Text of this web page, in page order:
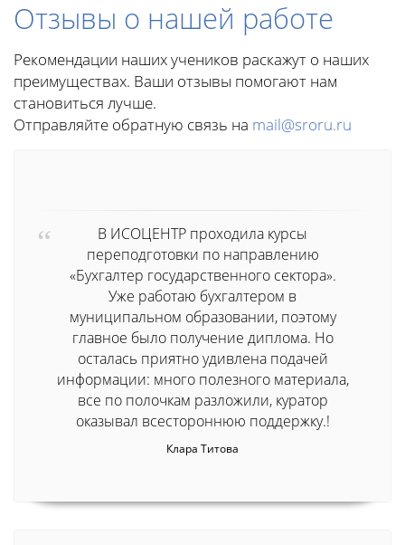
Отзывы о нашей работе
Рекомендации наших учеников раскажут о наших
преимуществах. Ваши отзывы помогают нам
становиться лучше.
Отправляйте обратную связь на mail@sroru.ru
В ИСОЦЕНТР проходила курсы
переподготовки по направлению
«Бухгалтер государственного сектора».
Уже работаю бухгалтером в
муниципальном образовании, поэтому
главное было получение диплома. Но
осталась приятно удивлена подачей
информации: много полезного материала,
все по полочкам разложили, куратор
оказывал всестороннюю поддержку.!
Клара Титова